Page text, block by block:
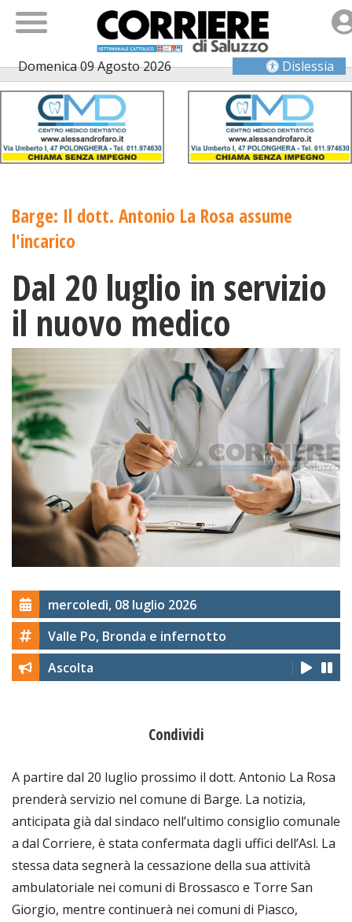
Domenica 09 Agosto 2026 Dislessia
Barge: Il dott. Antonio La Rosa assume
l'incarico
Dal 20 luglio in servizio
il nuovo medico
mercoledì, 08 luglio 2026
Valle Po, Bronda e infernotto
Ascolta
Condividi
A partire dal 20 luglio prossimo il dott. Antonio La Rosa
prenderà servizio nel comune di Barge. La notizia,
anticipata già dal sindaco nell’ultimo consiglio comunale
a dal Corriere, è stata confermata dagli uffici dell’Asl. La
stessa data segnerà la cessazione della sua attività
ambulatoriale nei comuni di Brossasco e Torre San
Giorgio, mentre continuerà nei comuni di Piasco,